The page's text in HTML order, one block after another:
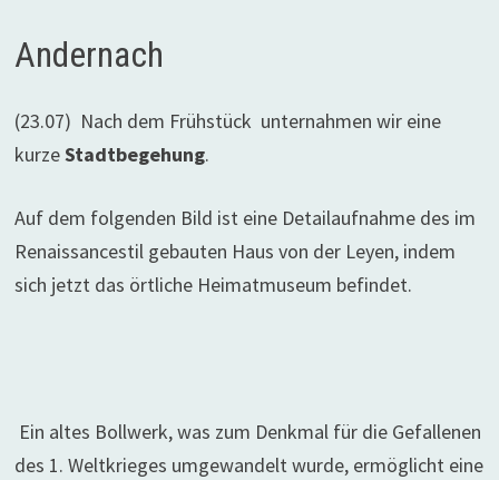
Andernach
(23.07) Nach dem Frühstück unternahmen wir eine
kurzeStadtbegehung.
Auf dem folgenden Bild ist eine Detailaufnahme des im
Renaissancestil gebauten Haus von der Leyen, indem
sich jetzt das örtliche Heimatmuseum befindet.
Ein altes Bollwerk, was zum Denkmal für die Gefallenen
des 1. Weltkrieges umgewandelt wurde, ermöglicht eine